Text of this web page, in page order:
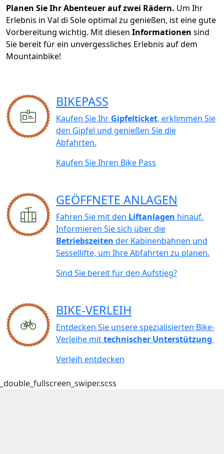
Planen Sie Ihr Abenteuer auf zwei Rädern. Um Ihr
Erlebnis in Val di Sole optimal zu genießen, ist eine gute
Vorbereitung wichtig. Mit diesen Informationen sind
Sie bereit für ein unvergessliches Erlebnis auf dem
Mountainbike!
BIKEPASS
Kaufen Sie Ihr Gipfelticket, erklimmen Sie
den Gipfel und genießen Sie die
Abfahrten.
Kaufen Sie Ihren Bike Pass
GEÖFFNETE ANLAGEN
Fahren Sie mit den Liftanlagen hinauf.
Informieren Sie sich über die
Betriebszeiten der Kabinenbahnen und
Sessellifte, um Ihre Abfahrten zu planen.
Sind Sie bereit für den Aufstieg?
BIKE-VERLEIH
Entdecken Sie unsere spezialisierten Bike-
Verleihe mittechnischer Unterstützung
Verleih entdecken
_double_fullscreen_swiper.scss